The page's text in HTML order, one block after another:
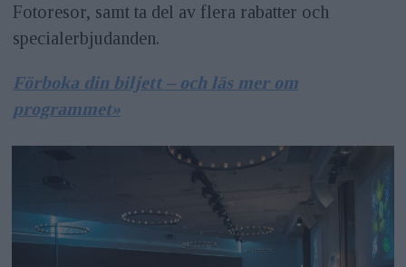
Fotoresor, samt ta del av flera rabatter och
specialerbjudanden.
Förboka din biljett – och läs mer om
programmet»